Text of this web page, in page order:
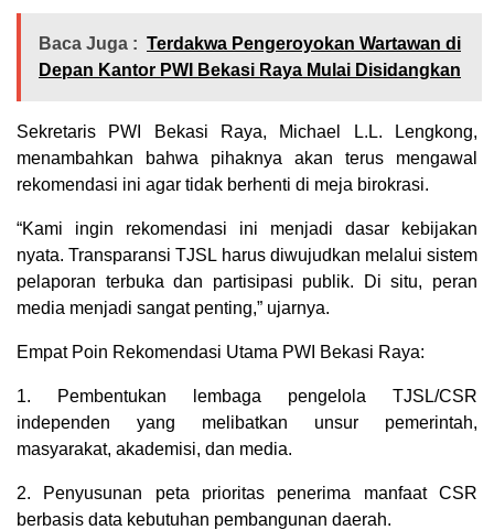
Baca Juga : Terdakwa Pengeroyokan Wartawan di
Depan Kantor PWI Bekasi Raya Mulai Disidangkan
Sekretaris PWI Bekasi Raya, Michael L.L. Lengkong,
menambahkan bahwa pihaknya akan terus mengawal
rekomendasi ini agar tidak berhenti di meja birokrasi.
“Kami ingin rekomendasi ini menjadi dasar kebijakan
nyata. Transparansi TJSL harus diwujudkan melalui sistem
pelaporan terbuka dan partisipasi publik. Di situ, peran
media menjadi sangat penting,” ujarnya.
Empat Poin Rekomendasi Utama PWI Bekasi Raya:
1. Pembentukan lembaga pengelola TJSL/CSR
independen yang melibatkan unsur pemerintah,
masyarakat, akademisi, dan media.
2. Penyusunan peta prioritas penerima manfaat CSR
berbasis data kebutuhan pembangunan daerah.